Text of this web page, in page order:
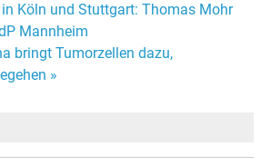
Köln und Stuttgart: Thomas Mohr
Mannheim
bringt Tumorzellen dazu,
»